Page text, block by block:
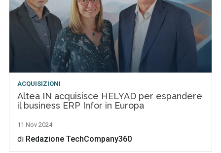
ACQUISIZIONI
Altea IN acquisisce HELYAD per espandere
il business ERP Infor in Europa
11 Nov 2024
di Redazione TechCompany360